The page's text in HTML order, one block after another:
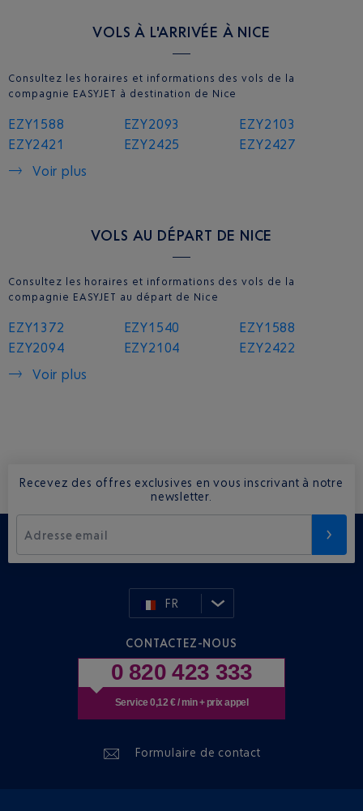
VOLS À L'ARRIVÉE À NICE
Consultez les horaires et informations des vols de la
compagnie EASYJET à destination de Nice
EZY1588 EZY2093
EZY2103
EZY2421
EZY2425
EZY2427
Voir plus
VOLS AU DÉPART DE NICE
Consultez les horaires et informations des vols de la
compagnie EASYJET au départ de Nice
EZY1372 EZY1540
EZY1588
EZY2094
EZY2104
EZY2422
Voir plus
Recevez des offres exclusives en vous inscrivant à notre
newsletter.
Adresse email
FR
CONTACTEZ-NOUS
0 820 423 333
Service 0,12 € / min + prix appel
Formulaire de contact